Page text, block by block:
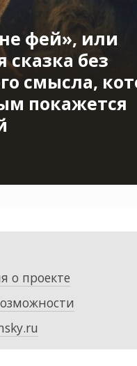
фей», или
сказка без
смысла,
покажется
о проекте